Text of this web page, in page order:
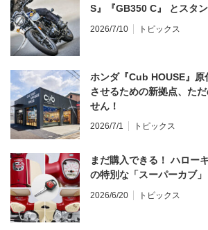
S』『GB350 C』 とスタ
2026/7/10 トピックス
ホンダ『Cub HOUSE』原
させるための新拠点、た
せん！
2026/7/1 トピックス
まだ購入できる！ ハロー
の特別な「スーパーカブ」
2026/6/20 トピックス